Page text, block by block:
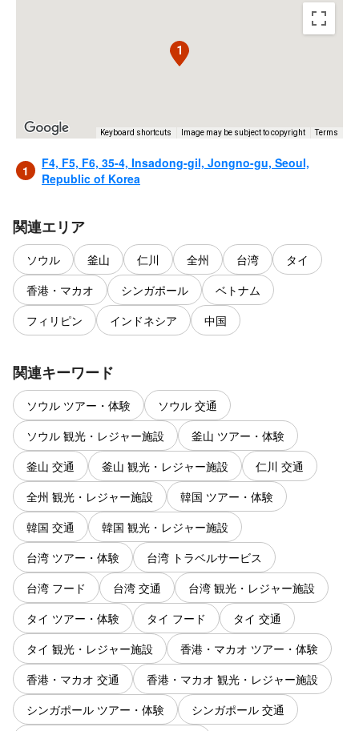
1
Keyboard shortcuts Image may be subject to copyright Terms
1
F4, F5, F6, 35-4, Insadong-gil, Jongno-gu, Seoul,
Republic of Korea
関連エリア
ソウル 釜山 仁川 全州 台湾
タイ
香港・マカオ
シンガポール
ベトナム
フィリピン
インドネシア 中国
関連キーワード
ソウル ツアー・体験
ソウル 交通
ソウル 観光・レジャー施設
釜山 ツアー・体験
釜山 交通
釜山 観光・レジャー施設
仁川 交通
全州 観光・レジャー施設
韓国 ツアー・体験
韓国 交通
韓国 観光・レジャー施設
台湾 ツアー・体験
台湾 トラベルサービス
台湾 フード
台湾 交通
台湾 観光・レジャー施設
タイ ツアー・体験
タイ フード
タイ 交通
タイ 観光・レジャー施設
香港・マカオ ツアー・体験
香港・マカオ 交通
香港・マカオ 観光・レジャー施設
シンガポール ツアー・体験
シンガポール 交通